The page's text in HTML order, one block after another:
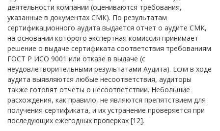
деятельности компании (оцениваются требования,
указанные в документах СМК). По результатам
сертификационного аудита выдается отчет о аудите СМК,
на основании которого экспертная комиссия принимает
решение о выдаче сертификата соответствия требованиям
ГОСТ Р ИСО 9001 или отказе в выдаче (с
неудовлетворительными результатами Аудита). Если в ходе
аудита выявляются любые несоответствия, аудиторы
также готовят отчеты о несоответствии. Небольшие
расхождения, как правило, не являются препятствием для
получения сертификата, и их устранение проверяется при
последующих ежегодных проверках [12].